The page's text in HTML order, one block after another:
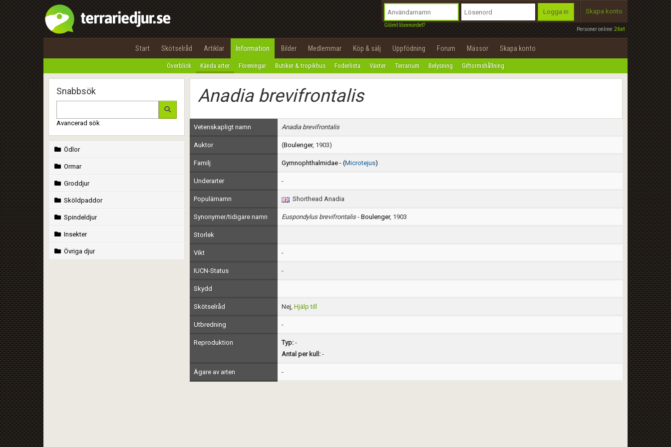
Personer online:26st
Logga in
Glömt lösenordet?
Skapa konto
Start Skötselråd Artiklar Information Bilder Medlemmar Köp & sälj Uppfödning Forum Mässor Skapa konto
Överblick Kända arter Föreningar Butiker & tropikhus Foderlista Växter Terrarium Belysning Giftormshållning
Snabbsök
Avancerad sök
Ödlor
Ormar
Groddjur
Sköldpaddor
Spindeldjur
Insekter
Övriga djur
Anadia brevifrontalis
Vetenskapligt namn Anadia brevifrontalis
Auktor (Boulenger, 1903)
Familj Gymnophthalmidae - (Microtejus)
Underarter -
Populärnamn Shorthead Anadia
Synonymer/tidigare namn Euspondylus brevifrontalis- Boulenger, 1903
Storlek
Vikt -
IUCN-Status -
Skydd
Skötselråd Nej, Hjälp till
Utbredning -
Reproduktion Typ:-
Antal per kull:-
Ägare av arten -
Utför
100%
OK
integritetspolicy
Namn:
Epost:
Användarnamn:
Lösenord:
Privacy Policy
Terms of Service
Begär nytt lösenord
Tillbaka till förstasidan